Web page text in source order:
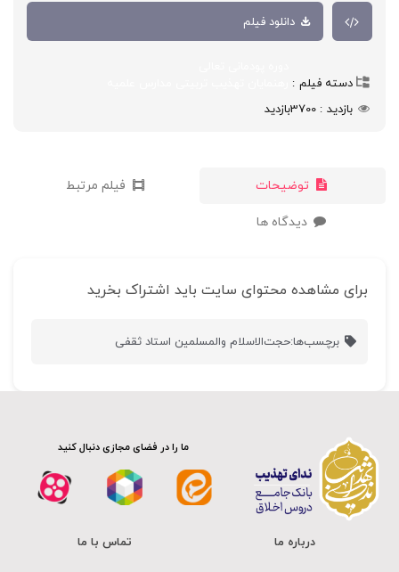
دانلود فیلم
دسته فیلم
بازدید
3700بازدید
توضیحات فیلم مرتبط
دیدگاه ها
برای مشاهده محتوای سایت باید اشتراک بخرید
برچسب‌ها:حجت‌الاسلام والمسلمین استاد ثقفی
ما را در فضای مجازی دنبال کنید
درباره ما تماس با ما